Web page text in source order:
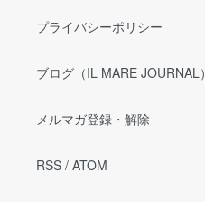
プライバシーポリシー
ブログ（IL MARE JOURNAL）
メルマガ登録・解除
RSS / ATOM